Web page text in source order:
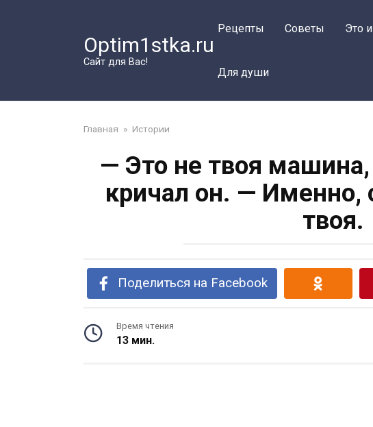
Optim1stka.ru
Сайт для Вас!
Рецепты Советы Это
Для души
Главная » Истории
— Это не твоя
кричал он. — Именно,
твоя.
Поделиться на Facebook
Время чтения
13 мин.